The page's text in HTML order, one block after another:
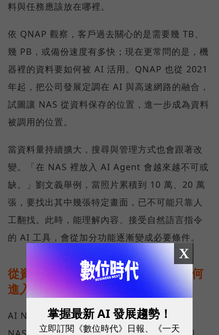
料與任務應該放在哪裡。
依 QNAP 觀察，客戶過去關心的是需要幾 TB、
幾 PB，或備份速度有多快；現在更常問的是，機
器裡的資料要如何被 AI 活用。QNAP 也從 2021
年起，把公司發展定調在 AI 與高速網路的融合，
試圖讓 NAS 從資料保存的位置，進一步成為資料
被調用的位置。
當資料量持續擴大，搜尋與管理方式也會跟著改
變。「在 NAS 裡放入 AI Agent 會越來越不可或
缺。」劉文義舉例，當照片累積到 10 萬、20 萬
張，要找出其中幾張特定畫面，已不可能只靠人
工翻找。此時，能理解內容、接受自然語言指令
的 AI 工具，會從加分功能逐漸變成必要條件。
從資料治理到地端推論：AI NAS 如何
進入企業工作流？
AI NAS 不是「多了 AI 功能的 NAS」，而是
X
掌握最新 AI 發展趨勢！
立即訂閱《數位時代》日報、《一天